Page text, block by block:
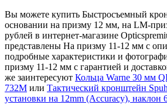
Вы можете купить Быстросъемный
основании на призму 12 мм, на LM-
рублей в интернет-магазине
представлены На призму 11-12 мм с
подробные характеристики и
призму 11-12 мм с гарантией и
же заинтересуют Кольца Warne 30 мм
732M или Тактический кронштейн
установки на 12mm (Accuracy),